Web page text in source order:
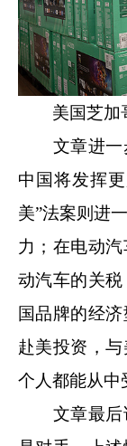
美国芝加哥
文章进一步
中国将发挥
美”法案则进
力；在电动
动汽车的关
国品牌的经
赴美投资，
个人都能从中
文章最后说